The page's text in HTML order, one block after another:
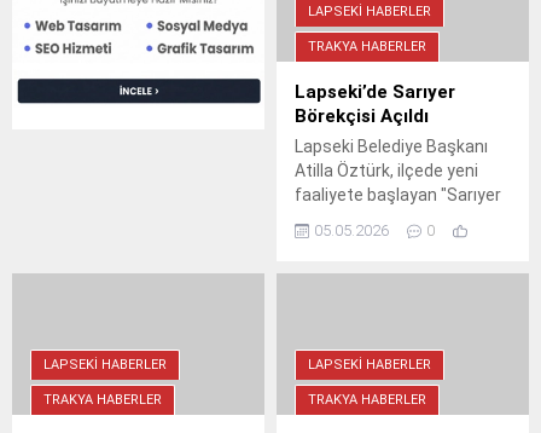
gerçekleştirdi.
LAPSEKI HABERLER
TRAKYA HABERLER
Lapseki’de Sarıyer
Börekçisi Açıldı
Lapseki Belediye Başkanı
Atilla Öztürk, ilçede yeni
faaliyete başlayan "Sarıyer
açılış kurdelesini keserek
05.05.2026 0
LAPSEKI HABERLER
TRAKYA HABERLER
LAPSEKI HABERLER
TRAKYA HABERLER